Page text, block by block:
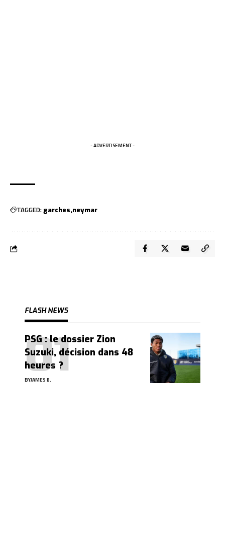
- ADVERTISEMENT -
TAGGED: garches neymar
FLASH NEWS
PSG : le dossier Zion
Suzuki, décision dans 48
heures ?
BYJAMES B.